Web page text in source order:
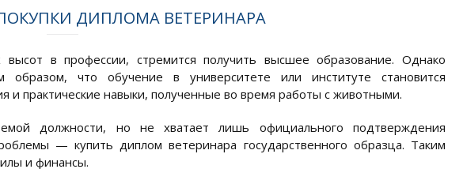
ДИПЛОМА ВЕТЕРИНАРА
в профессии, стремится получить высшее образование. Однако
образом, что обучение в университете или институте становится
практические навыки, полученные во время работы с животными.
должности, но не хватает лишь официального подтверждения
— купить диплом ветеринара государственного образца. Таким
и финансы.